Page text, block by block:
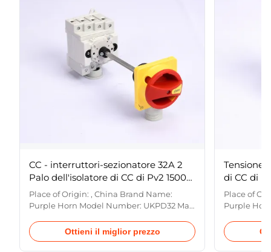
CC - interruttori-sezionatore 32A 2
Palo dell'isolatore di CC di Pv2 1500v
per il Pv solare
Place of Origin: , China Brand Name:
Purple Horn Model Number: UKPD32 Max.
Product name: DC isolator switch
Certificate: CE ISO9001 Rated current: 32A
Ottieni il miglior prezzo
Tensione
di CC di
solare
Place of
Purple
Product
Certificate: